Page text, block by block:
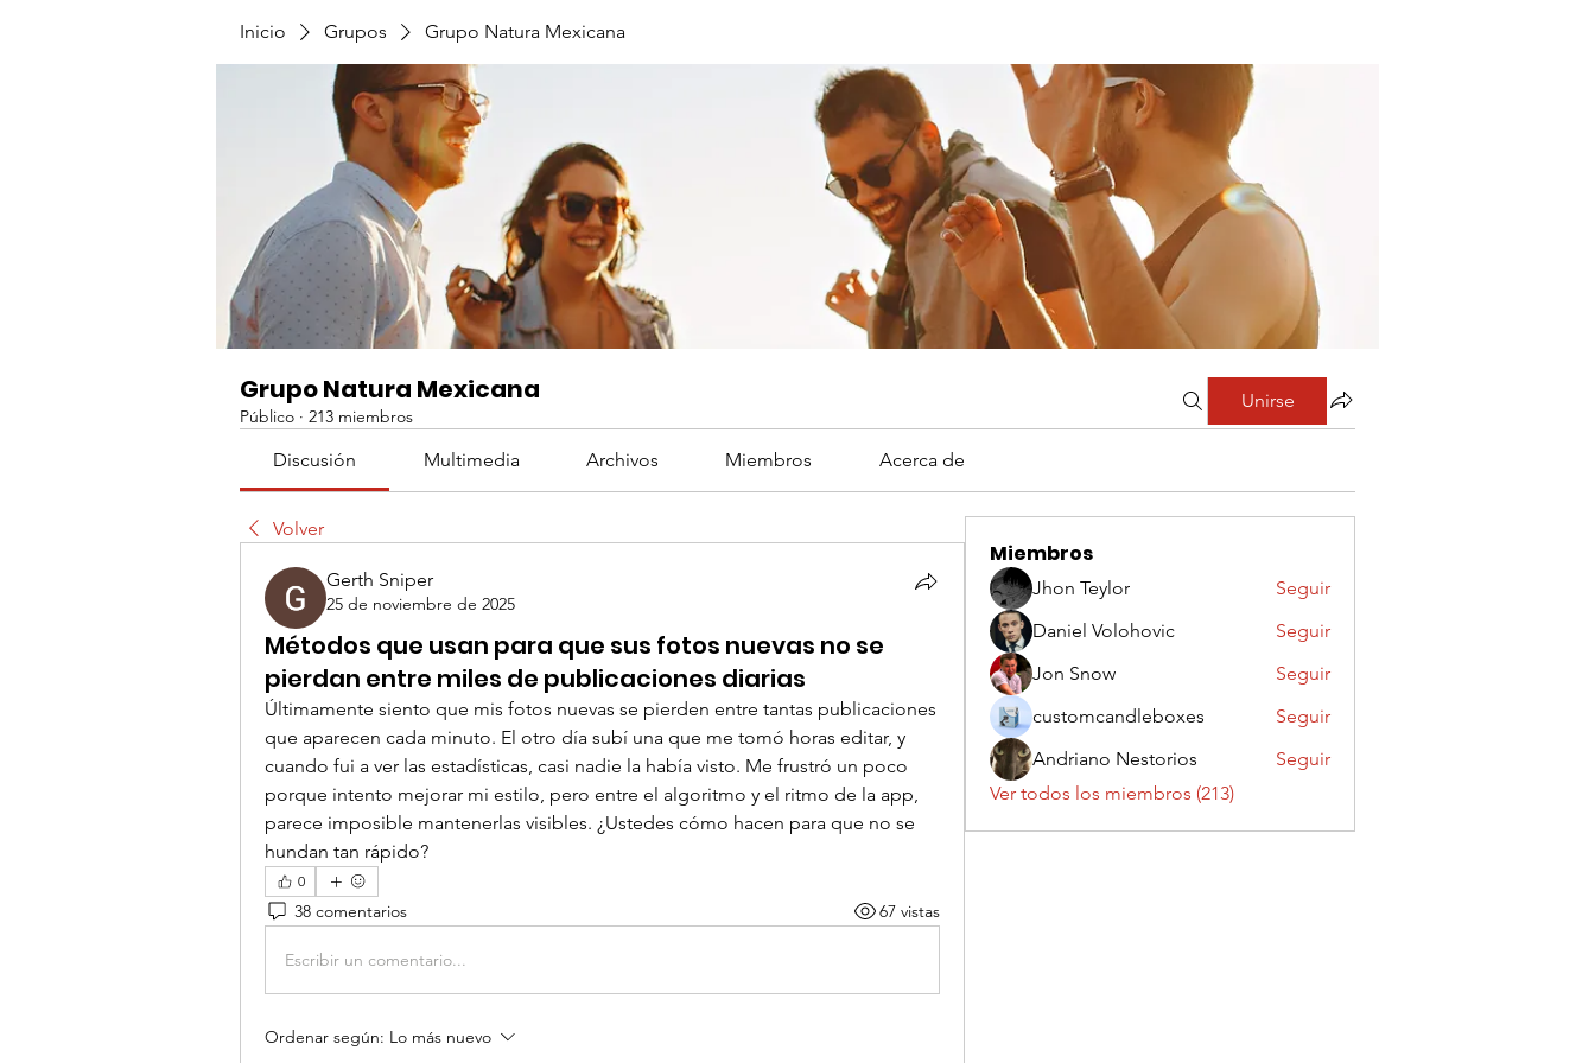
Inicio Grupos Grupo Natura Mexicana
Grupo Natura Mexicana
Público · 213 miembros
Unirse
Discusión Multimedia Archivos Miembros Acerca de
Volver
Gerth Sniper
25 de noviembre de 2025
Métodos que usan para que sus fotos nuevas no se
pierdan entre miles de publicaciones diarias
Últimamente siento que mis fotos nuevas se pierden entre tantas publicaciones
que aparecen cada minuto. El otro día subí una que me tomó horas editar, y
cuando fui a ver las estadísticas, casi nadie la había visto. Me frustró un poco
porque intento mejorar mi estilo, pero entre el algoritmo y el ritmo de la app,
parece imposible mantenerlas visibles. ¿Ustedes cómo hacen para que no se
hundan tan rápido?
0
38 comentarios 67 vistas
Escribir un comentario...
Ordenar según: Lo más nuevo
Miembros
Jhon Teylor
Seguir
Daniel Volohovic
Seguir
Jon Snow
Seguir
customcandleboxes
Seguir
Andriano Nestorios
Seguir
Ver todos los miembros (213)